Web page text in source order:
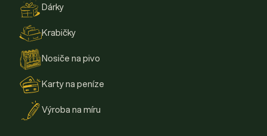
Dárky
Krabičky
Nosiče na pivo
Karty na peníze
Výroba na míru